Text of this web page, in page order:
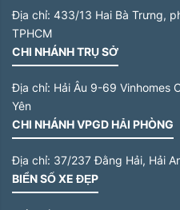
Địa chỉ: 433/13 Hai Bà Trưng,
TPHCM
CHI NHÁNH TRỤ SỞ
Địa chỉ: Hải Âu 9-69 Vinhomes
Yên
CHI NHÁNH VPGD HẢI PHÒNG
Địa chỉ: 37/237 Đằng Hải, Hải
BIỂN SỐ XE ĐẸP